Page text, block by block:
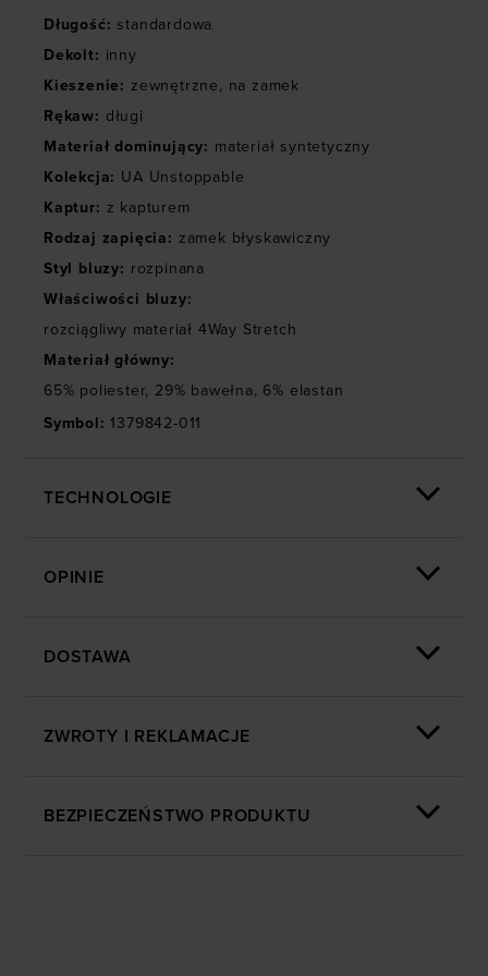
dopasowywania treści oraz udoskonalania rozwiązań
oferowanych przez naszych partnerów (np. sieci
„Szczegóły”
Długość: standardowa
Dekolt: inny
Kieszenie: zewnętrzne, na zamek
Rękaw: długi
Materiał dominujący: materiał syntetyczny
Kolekcja: UA Unstoppable
Kaptur: z kapturem
Rodzaj zapięcia: zamek błyskawiczny
Styl bluzy: rozpinana
Właściwości bluzy:
rozciągliwy materiał 4Way Stretch
Materiał główny:
65% poliester, 29% bawełna, 6% elastan
Symbol: 1379842-011
TECHNOLOGIE
OPINIE
DOSTAWA
ZWROTY I REKLAMACJE
BEZPIECZEŃSTWO PRODUKTU